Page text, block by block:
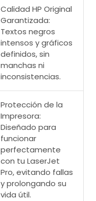
Calidad HP Original
Garantizada:
Textos negros
intensos y gráficos
definidos, sin
manchas ni
inconsistencias.
Protección de la
Impresora:
Diseñado para
funcionar
perfectamente
con tu LaserJet
Pro, evitando fallas
y prolongando su
vida útil.